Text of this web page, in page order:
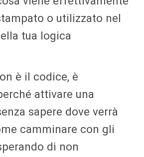
o utilizzato nel
tua logica
è il codice, è
attivare una
sapere dove verrà
camminare con gli
di non